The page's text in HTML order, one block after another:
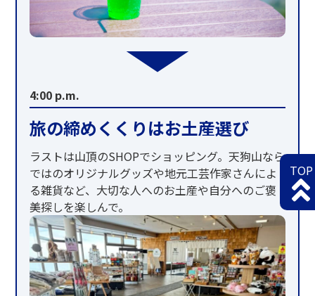
4:00 p.m.
旅の締めくくりはお土産選び
ラストは山頂のSHOPでショッピング。天狗山なら
ではのオリジナルグッズや地元工芸作家さんによ
る雑貨など、大切な人へのお土産や自分へのご褒
美探しを楽しんで。
TOP